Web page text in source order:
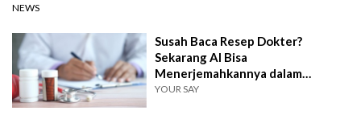
NEWS
Susah Baca Resep Dokter?
Sekarang AI Bisa
Menerjemahkannya dalam
Hitungkan Detik!
YOUR SAY